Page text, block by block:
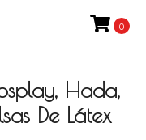
0
Hada,
De Látex